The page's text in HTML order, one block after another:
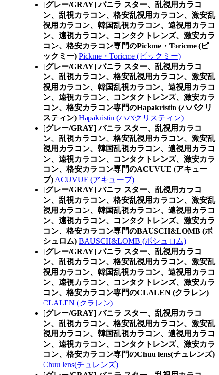
[グレー/GRAY] バニラ スター、乱視用カラコ
ン、乱視カラコン、格安乱視用カラコン、激安乱
視用カラコン、韓国乱視カラコン、遠視用カラコ
ン、遠視カラコン、コンタクトレンズ、激安カラ
コン、格安カラコン専門のPickme・Toricme (ピ
ックミー) Pickme・Toricme (ピックミー)
[グレー/GRAY] バニラ スター、乱視用カラコ
ン、乱視カラコン、格安乱視用カラコン、激安乱
視用カラコン、韓国乱視カラコン、遠視用カラコ
ン、遠視カラコン、コンタクトレンズ、激安カラ
コン、格安カラコン専門のHapakristin (ハパクリ
スティン) Hapakristin (ハパクリスティン)
[グレー/GRAY] バニラ スター、乱視用カラコ
ン、乱視カラコン、格安乱視用カラコン、激安乱
視用カラコン、韓国乱視カラコン、遠視用カラコ
ン、遠視カラコン、コンタクトレンズ、激安カラ
コン、格安カラコン専門のACUVUE (アキュー
ブ) ACUVUE (アキューブ)
[グレー/GRAY] バニラ スター、乱視用カラコ
ン、乱視カラコン、格安乱視用カラコン、激安乱
視用カラコン、韓国乱視カラコン、遠視用カラコ
ン、遠視カラコン、コンタクトレンズ、激安カラ
コン、格安カラコン専門のBAUSCH&LOMB (ボ
シュロム) BAUSCH&LOMB (ボシュロム)
[グレー/GRAY] バニラ スター、乱視用カラコ
ン、乱視カラコン、格安乱視用カラコン、激安乱
視用カラコン、韓国乱視カラコン、遠視用カラコ
ン、遠視カラコン、コンタクトレンズ、激安カラ
コン、格安カラコン専門のCLALEN (クラレン)
CLALEN (クラレン)
[グレー/GRAY] バニラ スター、乱視用カラコ
ン、乱視カラコン、格安乱視用カラコン、激安乱
視用カラコン、韓国乱視カラコン、遠視用カラコ
ン、遠視カラコン、コンタクトレンズ、激安カラ
コン、格安カラコン専門のChuu lens(チュレンズ)
Chuu lens(チュレンズ)